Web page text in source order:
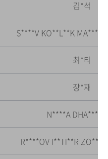
김*석
S****V KO**L**K
최*티
장*재
N****A
R****OV I**TI**R